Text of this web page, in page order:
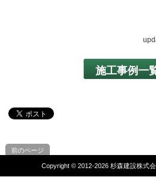
施工事例一
前のページ
Copyright © 2012-2026 杉森建設株式